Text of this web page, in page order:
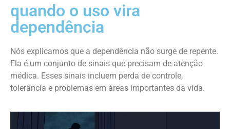
quando o uso vira
dependência
Nós explicamos que a dependência não surge de repente.
Ela é um conjunto de sinais que precisam de atenção
médica. Esses sinais incluem perda de controle,
tolerância e problemas em áreas importantes da vida.